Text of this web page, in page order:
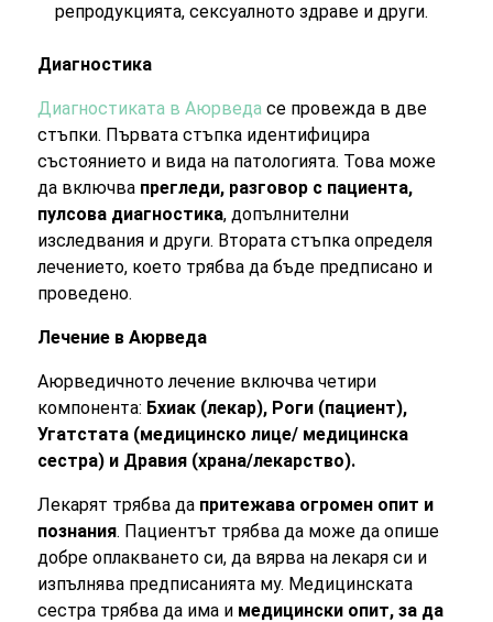
репродукцията, сексуалното здраве и други.
Диагностика
Диагностиката в Аюрведа се провежда в две
стъпки. Първата стъпка идентифицира
състоянието и вида на патологията. Това може
да включва прегледи, разговор с пациента,
пулсова диагностика, допълнителни
изследвания и други. Втората стъпка определя
лечението, което трябва да бъде предписано и
проведено.
Лечение в Аюрведа
Аюрведичното лечение включва четири
компонента: Бхиак (лекар), Роги (пациент),
Угатстата (медицинско лице/ медицинска
сестра) и Дравия (храна/лекарство).
Лекарят трябва да притежава огромен опит и
познания. Пациентът трябва да може да опише
добре оплакването си, да вярва на лекаря си и
изпълнява предписанията му. Медицинската
сестра трябва да има и медицински опит, за да